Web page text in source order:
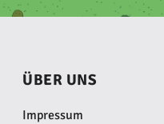
ÜBER UNS
Impressum